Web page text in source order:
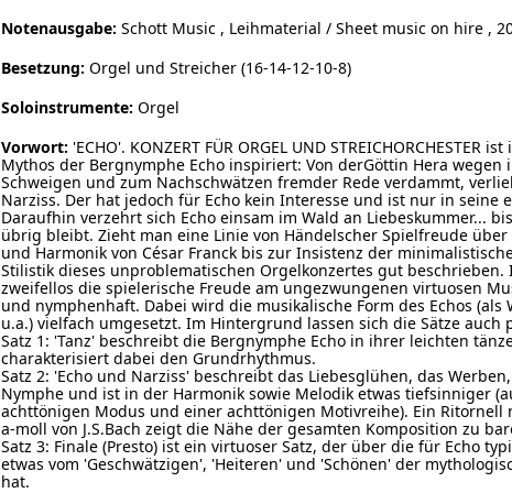
Notenausgabe: Schott Music , Leihmaterial / Sheet music on hire ,
Besetzung: Orgel und Streicher (16-14-12-10-8)
Soloinstrumente: Orgel
Vorwort: 'ECHO'. KONZERT FÜR ORGEL UND STREICHORCHESTER
Mythos der Bergnymphe Echo inspiriert: Von derGöttin Hera wegen
Schweigen und zum Nachschwätzen fremder Rede verdammt,
Narziss. Der hat jedoch für Echo kein Interesse und ist nur in seine
Daraufhin verzehrt sich Echo einsam im Wald an Liebeskummer...
übrig bleibt. Zieht man eine Linie von Händelscher Spielfreude
und Harmonik von César Franck bis zur Insistenz der
Stilistik dieses unproblematischen Orgelkonzertes gut
zweifellos die spielerische Freude am ungezwungenen virtuosen
und nymphenhaft. Dabei wird die musikalische Form des Echos (als
u.a.) vielfach umgesetzt. Im Hintergrund lassen sich die Sätze auch
Satz 1: 'Tanz' beschreibt die Bergnymphe Echo in ihrer leichten
charakterisiert dabei den Grundrhythmus.
Satz 2: 'Echo und Narziss' beschreibt das Liebesglühen, das
Nymphe und ist in der Harmonik sowie Melodik etwas tiefsinniger
achttönigen Modus und einer achttönigen Motivreihe). Ein Ritornell
a-moll von J.S.Bach zeigt die Nähe der gesamten Komposition zu
Satz 3: Finale (Presto) ist ein virtuoser Satz, der über die für Echo
etwas vom 'Geschwätzigen', 'Heiteren' und 'Schönen' der
hat.